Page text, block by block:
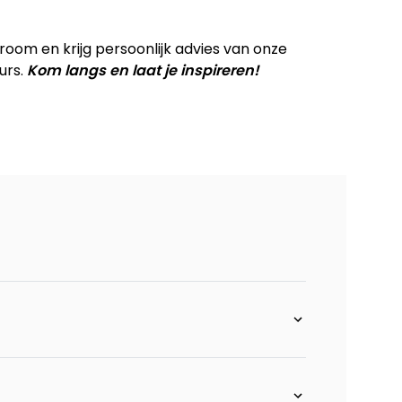
links - stof Enzo
en krijg persoonlijk advies van onze
Kom langs en laat je inspireren!